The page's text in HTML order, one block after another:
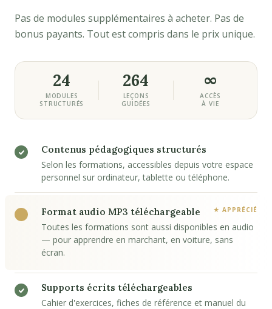
Pas de modules supplémentaires à acheter. Pas de
bonus payants. Tout est compris dans le prix unique.
24
MODULES
STRUCTURÉS
264
LEÇONS
GUIDÉES
∞
ACCÈS
À VIE
Contenus pédagogiques structurés
Selon les formations, accessibles depuis votre espace
personnel sur ordinateur, tablette ou téléphone.
Format audio MP3 téléchargeable
Toutes les formations sont aussi disponibles en audio
— pour apprendre en marchant, en voiture, sans
écran.
Supports écrits téléchargeables
Cahier d'exercices, fiches de référence et manuel du